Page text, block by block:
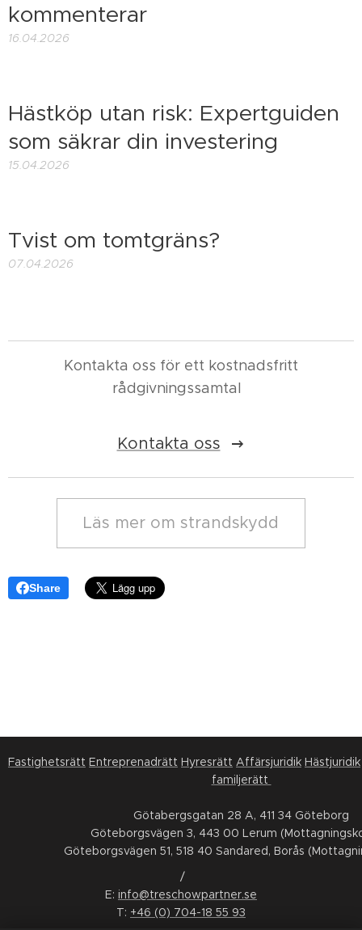
kommenterar
16.04.2026
Hästköp utan risk: Expertguiden
som säkrar din investering
15.04.2026
Tvist om tomtgräns?
07.04.2026
Kontakta oss för ett kostnadsfritt
rådgivningssamtal
Kontakta oss
Läs mer om strandskydd
Share
Fastighetsrätt Entreprenadrätt Hyresrätt Affärsjuridik Hästjuridik
familjerätt
Götabergsgatan 28 A, 411 34 Göteborg
Göteborgsvägen 3, 443 00 Lerum
Göteborgsvägen 51, 518 40 Sandared, Borås
/
E: info@treschowpartner.se
T: +46 (0) 704-18 55 93